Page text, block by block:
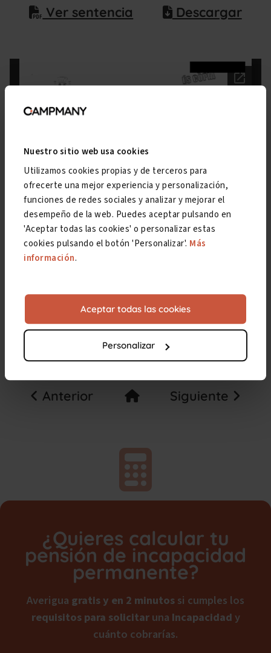
Nuestro sitio web usa cookies
Utilizamos cookies propias y de terceros para
ofrecerte una mejor experiencia y personalización,
funciones de redes sociales y analizar y mejorar el
desempeño de la web. Puedes aceptar pulsando en
'Aceptar todas las cookies' o personalizar estas
cookies pulsando el botón 'Personalizar'. Más
información.
Aceptar todas las cookies
Personalizar
Ver sentencia Descargar
Anterior Siguiente
¿Quieres calcular tu
pensión de incapacidad
permanente?
Averigua gratis y en 2 minutossi cumples los
requisitos para solicitaruna Incapacidady
cuánto cobrarías.